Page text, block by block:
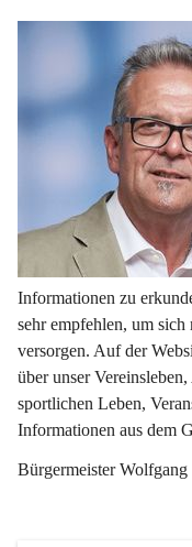
Informationen zu
sehr empfehlen, um
versorgen. Auf der
über unser
sportlichen Leben,
Informationen aus dem
Bürgermeister Wolfgang